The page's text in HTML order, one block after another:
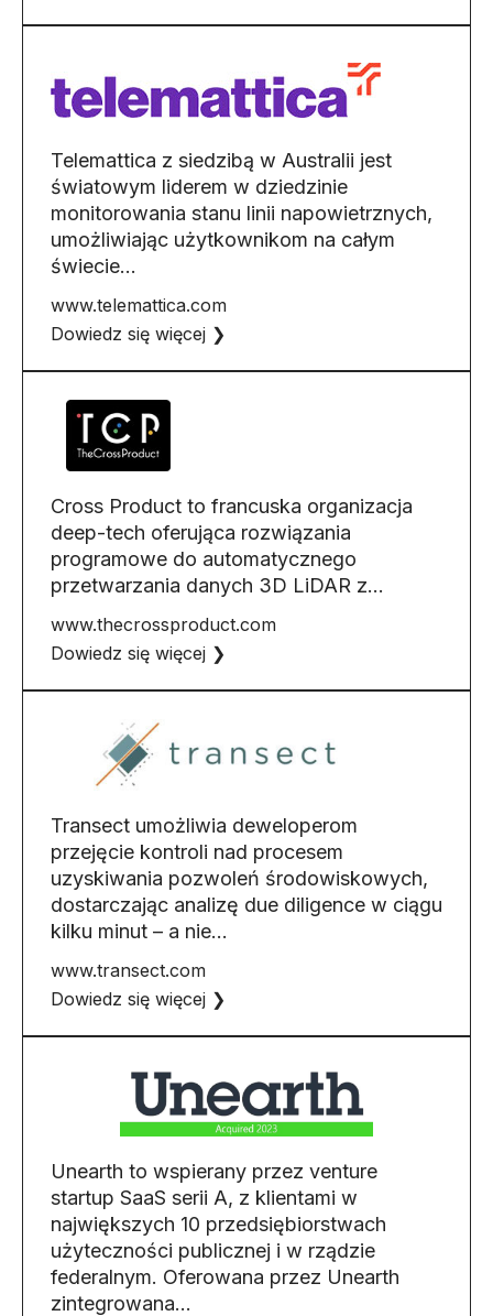
Telemattica z siedzibą w Australii jest
światowym liderem w dziedzinie
monitorowania stanu linii napowietrznych,
umożliwiając użytkownikom na całym
świecie…
www.telemattica.com
Dowiedz się więcej ❯
Cross Product to francuska organizacja
deep-tech oferująca rozwiązania
programowe do automatycznego
przetwarzania danych 3D LiDAR z…
www.thecrossproduct.com
Dowiedz się więcej ❯
Transect umożliwia deweloperom
przejęcie kontroli nad procesem
uzyskiwania pozwoleń środowiskowych,
dostarczając analizę due diligence w ciągu
kilku minut – a nie…
www.transect.com
Dowiedz się więcej ❯
Unearth to wspierany przez venture
startup SaaS serii A, z klientami w
największych 10 przedsiębiorstwach
użyteczności publicznej i w rządzie
federalnym. Oferowana przez Unearth
zintegrowana…